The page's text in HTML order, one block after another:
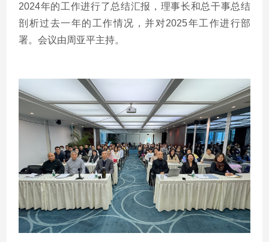
2024年的工作进行了总结汇报，理事长和总干事总结
剖析过去一年的工作情况，并对2025年工作进行部
署。会议由周亚平主持。